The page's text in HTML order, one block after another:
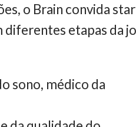
o Brain convida
etapas da
sono, médico da